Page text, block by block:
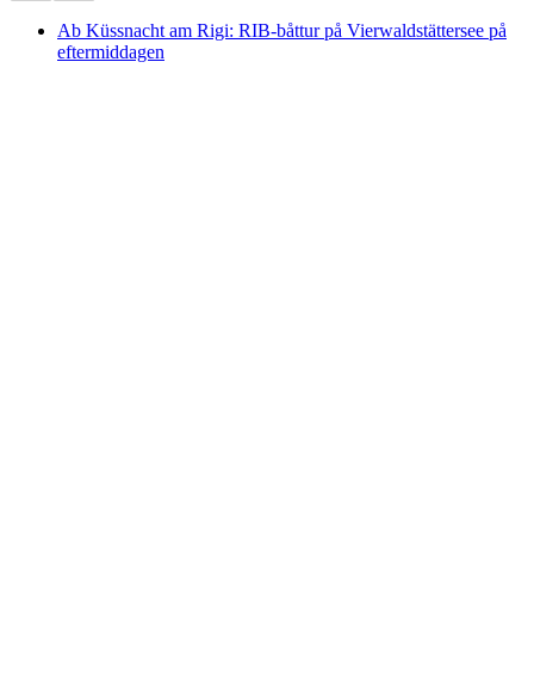
Ab Küssnacht am Rigi: RIB-båttur på Vierwaldstättersee på
eftermiddagen